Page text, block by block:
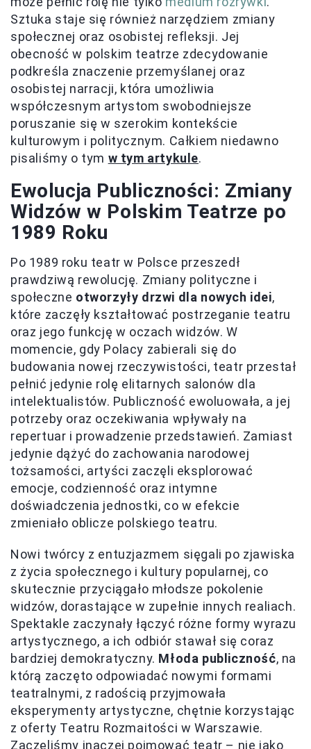
Sztuka staje się również narzędziem zmiany
społecznej oraz osobistej refleksji. Jej
obecność w polskim teatrze zdecydowanie
podkreśla znaczenie przemyślanej oraz
osobistej narracji, która umożliwia
współczesnym artystom swobodniejsze
poruszanie się w szerokim kontekście
kulturowym i politycznym. Całkiem niedawno
pisaliśmy o tym w tym artykule.
Ewolucja Publiczności: Zmiany
Widzów w Polskim Teatrze po
1989 Roku
Po 1989 roku teatr w Polsce przeszedł
prawdziwą rewolucję. Zmiany polityczne i
społeczne otworzyły drzwi dla nowych idei,
które zaczęły kształtować postrzeganie teatru
oraz jego funkcję w oczach widzów. W
momencie, gdy Polacy zabierali się do
budowania nowej rzeczywistości, teatr przestał
pełnić jedynie rolę elitarnych salonów dla
intelektualistów. Publiczność ewoluowała, a jej
potrzeby oraz oczekiwania wpływały na
repertuar i prowadzenie przedstawień. Zamiast
jedynie dążyć do zachowania narodowej
tożsamości, artyści zaczęli eksplorować
emocje, codzienność oraz intymne
doświadczenia jednostki, co w efekcie
zmieniało oblicze polskiego teatru.
Nowi twórcy z entuzjazmem sięgali po zjawiska
z życia społecznego i kultury popularnej, co
skutecznie przyciągało młodsze pokolenie
widzów, dorastające w zupełnie innych realiach.
Spektakle zaczynały łączyć różne formy wyrazu
artystycznego, a ich odbiór stawał się coraz
bardziej demokratyczny. Młoda publiczność, na
którą zaczęto odpowiadać nowymi formami
teatralnymi, z radością przyjmowała
eksperymenty artystyczne, chętnie korzystając
z oferty Teatru Rozmaitości w Warszawie.
Zaczęliśmy inaczej pojmować teatr – nie jako